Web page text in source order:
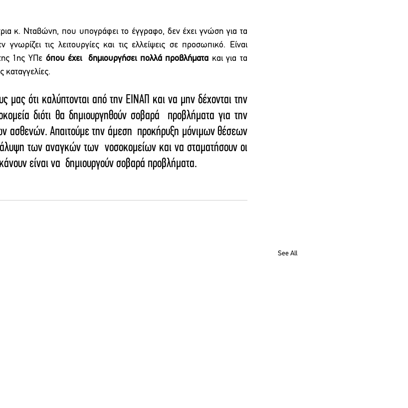
κ. Νταβώνη, που υπογράφει το έγγραφο, δεν έχει γνώση για τα
τις λειτουργίες και τις ελλείψεις σε προσωπικό. Είναι
1ης ΥΠε όπου έχει  δημιουργήσει πολλά προβλήματα και για τα
καταγγελίες.
μας ότι καλύπτονται από την ΕΙΝΑΠ και να μην δέχονται την
διότι θα δημιουργηθούν σοβαρά  προβλήματα για την
ασθενών. Απαιτούμε την άμεση  προκήρυξη μόνιμων θέσεων
των αναγκών των  νοσοκομείων και να σταματήσουν οι
είναι να  δημιουργούν σοβαρά προβλήματα.
See All